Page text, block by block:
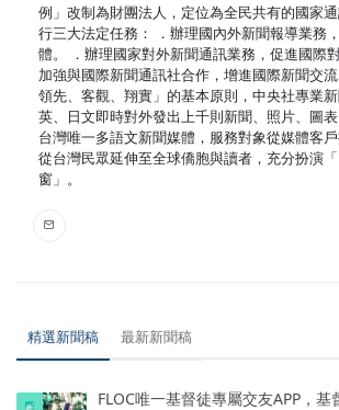
例」改制為財團法人，定位為全民共有的國家
行三大法定任務： ．辦理國內外新聞報導業務
體。 ．辦理國家對外新聞通訊業務，促進國際
加強與國際新聞通訊社合作，增進國際新聞交流
領先、客觀、翔實」的基本原則，中央社專業新
英、日文即時對外發出上千則新聞、照片、圖
台灣唯一多語文新聞媒體，服務對象從媒體客
從台灣民眾延伸至全球僑胞與讀者，充分扮演
窗」。
精選新聞稿 最新新聞稿
FLOC唯一基督徒專屬交友APP，基